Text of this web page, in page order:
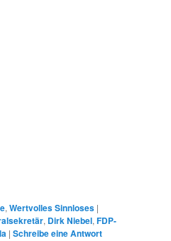
,Wertvolles Sinnloses |
, Dirk Niebel,FDP-
|Schreibe eine Antwort